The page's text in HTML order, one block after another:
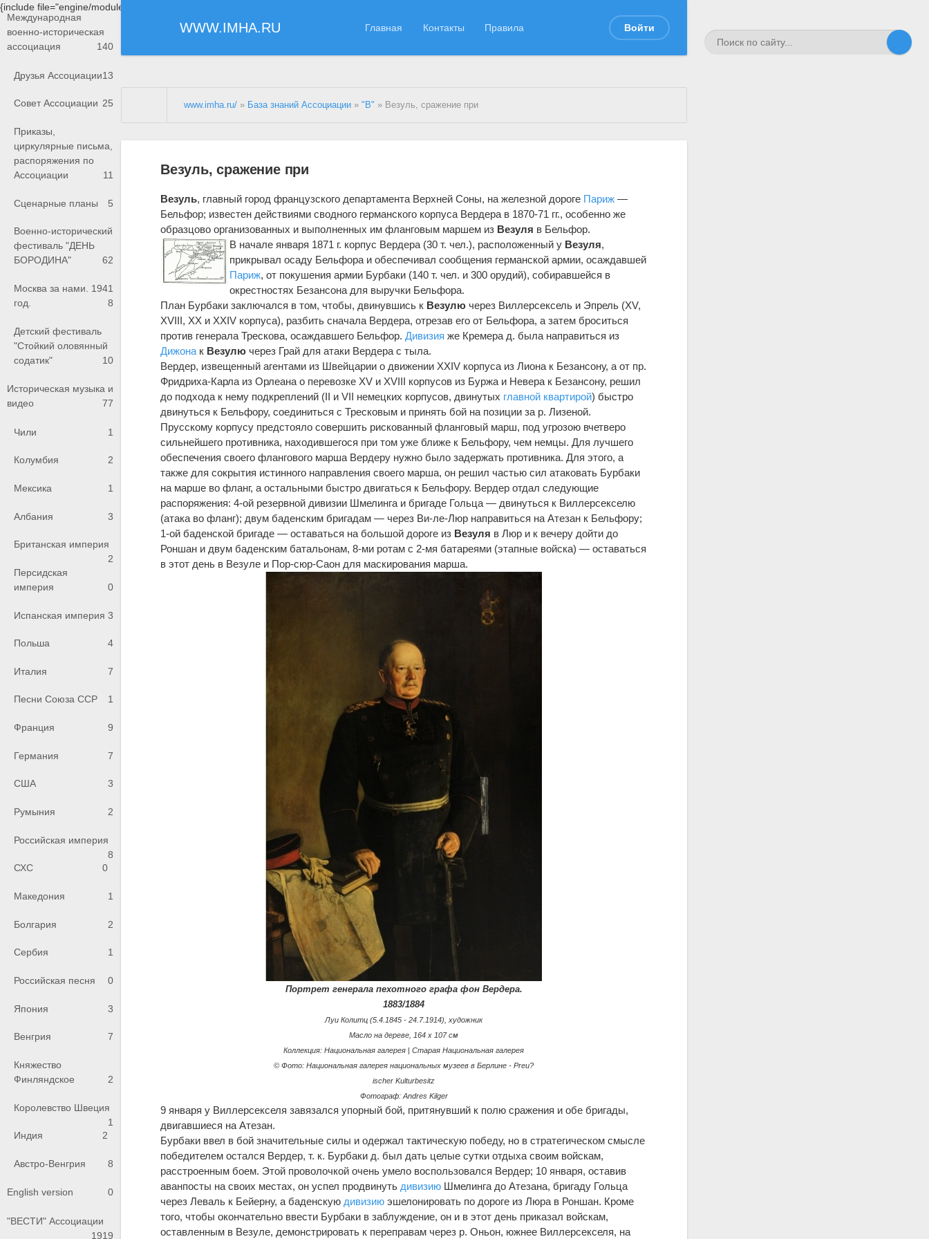
{include file="engine/modules/saperu/head.php"}
WWW.IMHA.RU Главная Контакты Правила Войти
Международная
военно-историческая
ассоциация
140
Друзья Ассоциации13
Совет Ассоциации 25
Приказы,
циркулярные письма,
распоряжения по
Ассоциации
11
Сценарные планы 5
Военно-исторический
фестиваль "ДЕНЬ
БОРОДИНА"
62
Москва за нами. 1941
год.
8
Детский фестиваль
"Стойкий оловянный
содатик"
10
Историческая музыка и
видео
77
Чили 1
Колумбия 2
Мексика 1
Албания 3
Британская империя
2
Персидская
империя
0
Испанская империя 3
Польша 4
Италия 7
Песни Союза ССР 1
Франция 9
Германия 7
США 3
Румыния 2
Российская империя
8
СХС
0
Македония 1
Болгария 2
Сербия 1
Российская песня 0
Япония 3
Венгрия 7
Княжество
Финляндское
2
Королевство Швеция
1
Индия
2
Австро-Венгрия 8
English version 0
"ВЕСТИ" Ассоциации
1919
www.imha.ru/ » База знаний Ассоциации »"В" » Везуль, сражение при
Везуль, сражение при
Везуль, главный город французского департамента Верхней Соны, на железной дороге Париж —
Бельфор; известен действиями сводного германского корпуса Вердера в 1870-71 гг., особенно же
образцово организованных и выполненных им фланговым маршем из Везуля в Бельфор.
В начале января 1871 г. корпус Вердера (30 т. чел.), расположенный у Везуля,
прикрывал осаду Бельфора и обеспечивал сообщения германской армии, осаждавшей
Париж, от покушения армии Бурбаки (140 т. чел. и 300 орудий), собиравшейся в
окрестностях Безансона для выручки Бельфора.
План Бурбаки заключался в том, чтобы, двинувшись к Везулю через Виллерсексель и Эпрель (XV,
XVIII, XX и XXIV корпуса), разбить сначала Вердера, отрезав его от Бельфора, а затем броситься
против генерала Трескова, осаждавшего Бельфор.Дивизия же Кремера д. была направиться из
Дижона к Везулю через Грай для атаки Вердера с тыла.
Вердер, извещенный агентами из Швейцарии о движении XXIV корпуса из Лиона к Безансону, а от пр.
Фридриха-Карла из Орлеана о перевозке XV и XVIII корпусов из Буржа и Невера к Безансону, решил
до подхода к нему подкреплений (II и VII немецких корпусов, двинутых главной квартирой) быстро
двинуться к Бельфору, соединиться с Тресковым и принять бой на позиции за р. Лизеной.
Прусскому корпусу предстояло совершить рискованный фланговый марш, под угрозою вчетверо
сильнейшего противника, находившегося при том уже ближе к Бельфору, чем немцы. Для лучшего
обеспечения своего флангового марша Вердеру нужно было задержать противника. Для этого, а
также для сокрытия истинного направления своего марша, он решил частью сил атаковать Бурбаки
на марше во фланг, а остальными быстро двигаться к Бельфору. Вердер отдал следующие
распоряжения: 4-ой резервной дивизии Шмелинга и бригаде Гольца — двинуться к Виллерсекселю
(атака во фланг); двум баденским бригадам — через Ви-ле-Люр направиться на Атезан к Бельфору;
1-ой баденской бригаде — оставаться на большой дороге из Везуля в Люр и к вечеру дойти до
Роншан и двум баденским батальонам, 8-ми ротам с 2-мя батареями (этапные войска) — оставаться
в этот день в Везуле и Пор-сюр-Саон для маскирования марша.
Портрет генерала пехотного графа фон Вердера.
1883/1884
Луи Колитц (5.4.1845 - 24.7.1914), художник
Масло на дереве, 164 x 107 см
Коллекция: Национальная галерея | Старая Национальная галерея
© Фото: Национальная галерея национальных музеев в Берлине - Preu?
ischer Kulturbesitz
Фотограф: Andres Kilger
9 января у Виллерсекселя завязался упорный бой, притянувший к полю сражения и обе бригады,
двигавшиеся на Атезан.
Бурбаки ввел в бой значительные силы и одержал тактическую победу, но в стратегическом смысле
победителем остался Вердер, т. к. Бурбаки д. был дать целые сутки отдыха своим войскам,
расстроенным боем. Этой проволочкой очень умело воспользовался Вердер; 10 января, оставив
аванпосты на своих местах, он успел продвинуть дивизию Шмелинга до Атезана, бригаду Гольца
через Леваль к Бейерну, а баденскую дивизию эшелонировать по дороге из Люра в Роншан. Кроме
того, чтобы окончательно ввести Бурбаки в заблуждение, он и в этот день приказал войскам,
оставленным в Везуле, демонстрировать к переправам через р. Оньон, южнее Виллерсекселя, на